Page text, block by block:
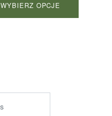
WYBIERZ OPCJE